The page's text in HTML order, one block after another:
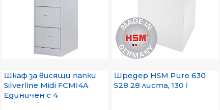
Шкаф за висящи папки
Silverline Midi FCMI4A
Единичен с 4
чекмеджета,
Шредер HSM Pure 630
S28 28 листа, 130 l